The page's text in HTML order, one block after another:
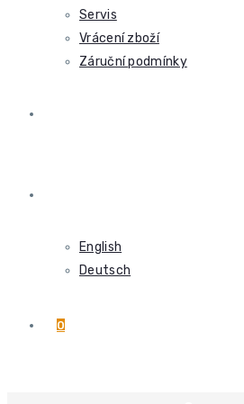
Servis
Vrácení zboží
Záruční podmínky
English
Deutsch
0